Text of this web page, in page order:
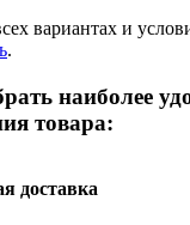
вариантах и
.
наиболее
товара:
доставка